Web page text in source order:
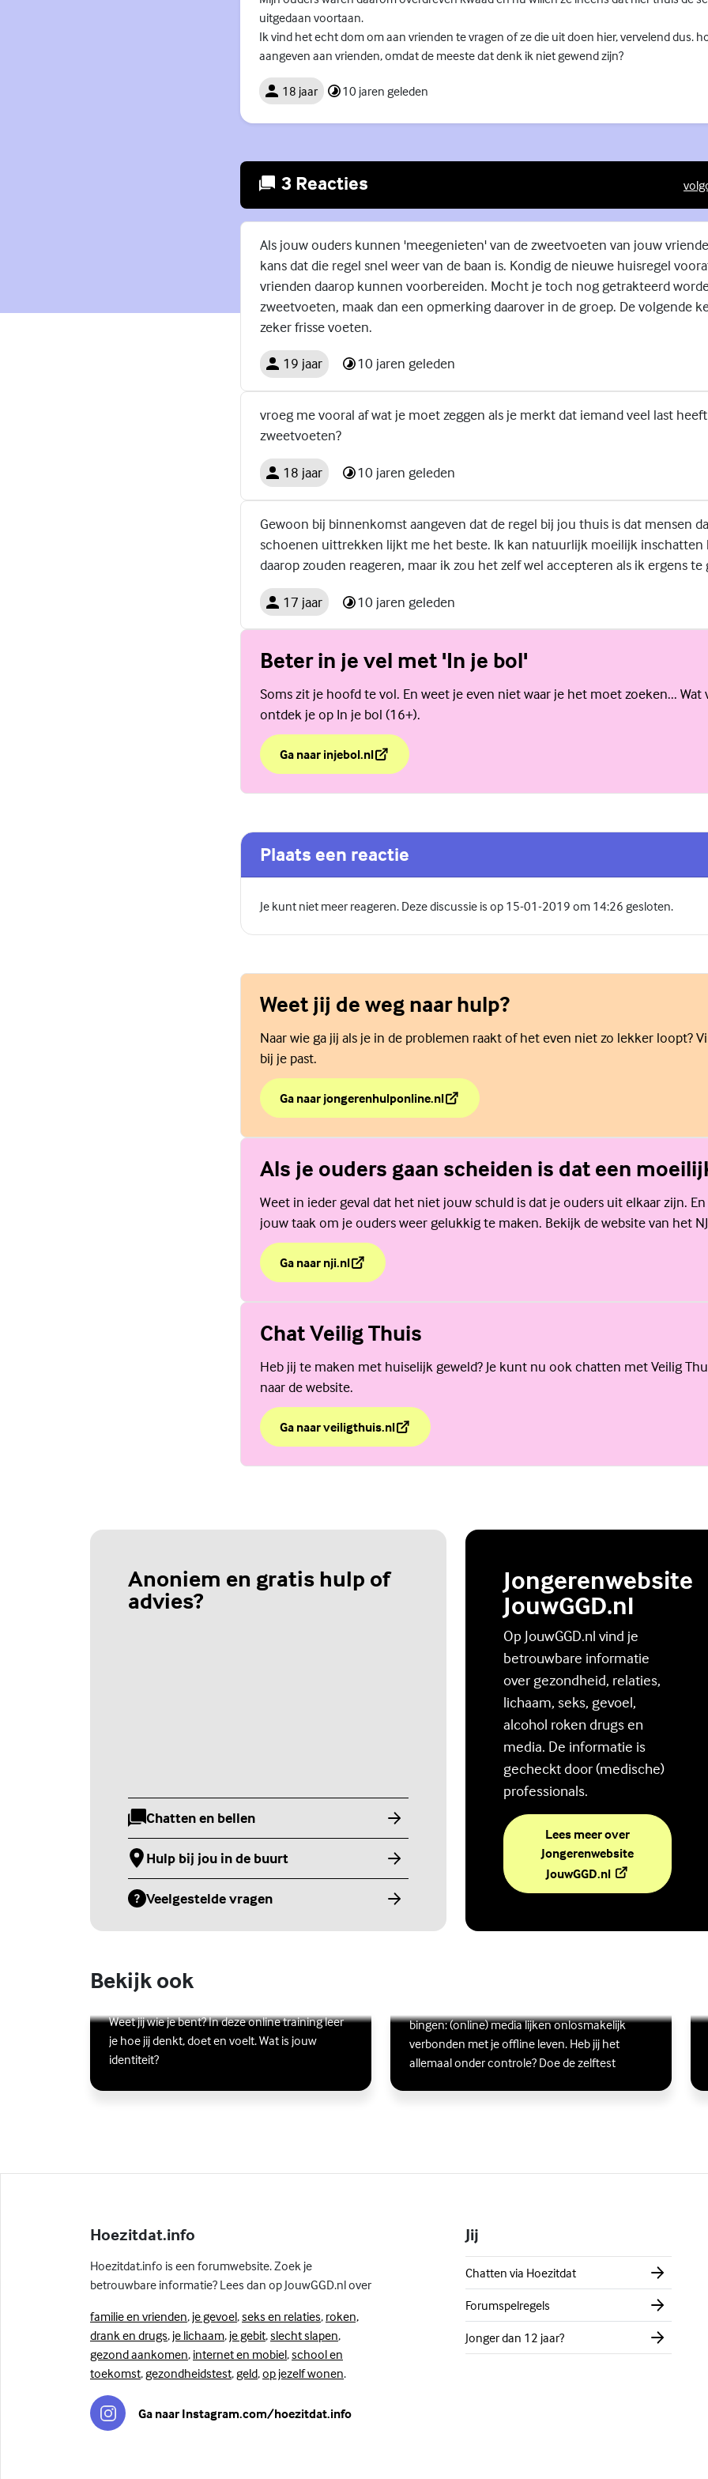
uitgedaan voortaan.
Ik vind het echt dom om aan vrienden te vragen of ze die uit doen hier, vervelend dus.
aangeven aan vrienden, omdat de meeste dat denk ik niet gewend zijn?
18 jaar 10 jaren geleden
3 Reacties
Als jouw ouders kunnen 'meegenieten' van de zweetvoeten van jouw
kans dat die regel snel weer van de baan is. Kondig de nieuwe huisregel
vrienden daarop kunnen voorbereiden. Mocht je toch nog getrakteerd
zweetvoeten, maak dan een opmerking daarover in de groep. De volgende
zeker frisse voeten.
19 jaar 10 jaren geleden
vroeg me vooral af wat je moet zeggen als je merkt dat iemand veel last
zweetvoeten?
18 jaar 10 jaren geleden
Gewoon bij binnenkomst aangeven dat de regel bij jou thuis is dat mensen
schoenen uittrekken lijkt me het beste. Ik kan natuurlijk moeilijk inschatten
daarop zouden reageren, maar ik zou het zelf wel accepteren als ik ergens te
17 jaar 10 jaren geleden
Beter in je vel met 'In je bol'
Soms zit je hoofd te vol. En weet je even niet waar je het moet zoeken...
ontdek je op In je bol (16+).
Ga naar injebol.nl
over Beter in je vel met 'In je bol'
(Externe link)
Plaats een reactie
Je kunt niet meer reageren. Deze discussie is op 15-01-2019 om 14:26 gesloten.
Weet jij de weg naar hulp?
Naar wie ga jij als je in de problemen raakt of het even niet zo lekker loopt?
bij je past.
Ga naar jongerenhulponline.nl
over Weet jij de weg naar hulp?
(Externe link)
Als je ouders gaan scheiden is dat een
Weet in ieder geval dat het niet jouw schuld is dat je ouders uit elkaar zijn.
jouw taak om je ouders weer gelukkig te maken. Bekijk de website van het
Ga naar nji.nl
over Als je ouders gaan scheiden is dat een moeilijke tijd.
(Externe link)
Chat Veilig Thuis
Heb jij te maken met huiselijk geweld? Je kunt nu ook chatten met Veilig
naar de website.
Ga naar veiligthuis.nl
over Chat Veilig Thuis
(Externe link)
Anoniem en gratis hulp of
advies?
Chatten en bellen
(Externe link)
Hulp bij jou in de buurt
(Externe link)
Veelgestelde vragen
(Externe link)
Jongerenwebsite
JouwGGD.nl
Op JouwGGD.nl vind je
betrouwbare informatie
over gezondheid, relaties,
lichaam, seks, gevoel,
alcohol roken drugs en
media. De informatie is
gecheckt door (medische)
professionals.
Lees meer over
Jongerenwebsite
JouwGGD.nl(Externe link)
Bekijk ook
Online zelfhulptraining - Wie ben
Weet jij wie je bent? In deze online training leer
je hoe jij denkt, doet en voelt. Wat is jouw
identiteit?
Lees meer over Online zelfhulptraining - Wie ben ik?
(Externe link)
bingen: (online) media lijken onlosmakelijk
verbonden met je offline leven. Heb jij het
allemaal onder controle? Doe de zelftest
Lees meer over Ben jij digitaal in balans?
(Externe link)
Hoezitdat.info
Hoezitdat.info is een forumwebsite. Zoek je
betrouwbare informatie? Lees dan op JouwGGD.nl over
familie en vrienden, je gevoel,seks en relaties, roken,
drank en drugs, je lichaam, je gebit,slecht slapen,
gezond aankomen, internet en mobiel,school en
toekomst,gezondheidstest,geld,op jezelf wonen.
Ga naar Instagram.com/hoezitdat.info
Jij
Chatten via Hoezitdat
Forumspelregels
Jonger dan 12 jaar?